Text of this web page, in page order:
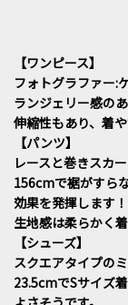
【ワンピース】
フォトグラファー:
ランジェリー感の
伸縮性もあり、着
【パンツ】
レースと巻きスカ
156cmで裾がすら
効果を発揮します！
生地感は柔らかく
【シューズ】
スクエアタイプのミ
23.5cmでSサイズ